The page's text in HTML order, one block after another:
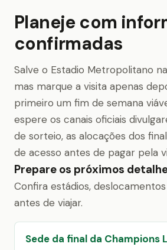
Planeje com
confirmadas
Salve o Estadio Metropolitano
mas marque a visita apenas
primeiro um fim de semana
espere os canais oficiais
de sorteio, as alocações dos
de acesso antes de pagar pela
Prepare os próximos
Confira estádios,
antes de viajar.
Sede da final da Champions